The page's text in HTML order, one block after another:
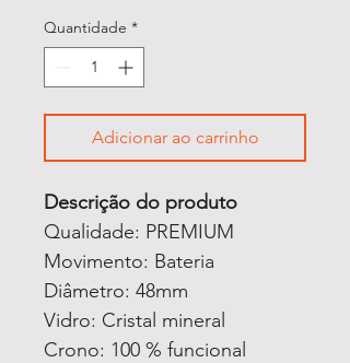
Quantidade *
Adicionar ao carrinho
Descrição do produto
Qualidade: PREMIUM
Movimento: Bateria
Diâmetro: 48mm
Vidro: Cristal mineral
Crono: 100 % funcional